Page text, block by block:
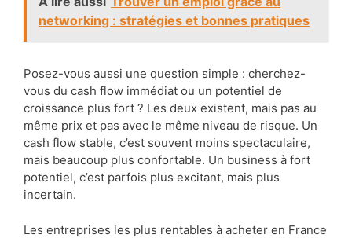
networking : stratégies et bonnes pratiques
Posez-vous aussi une question simple : cherchez-
vous du cash flow immédiat ou un potentiel de
croissance plus fort ? Les deux existent, mais pas au
même prix et pas avec le même niveau de risque. Un
cash flow stable, c’est souvent moins spectaculaire,
mais beaucoup plus confortable. Un business à fort
potentiel, c’est parfois plus excitant, mais plus
incertain.
Les entreprises les plus rentables à acheter en France